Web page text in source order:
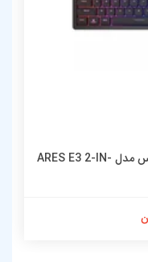
ماوس و کیبورد مخصوص بازی گیم دیاس مدل ARES E3 2-IN-